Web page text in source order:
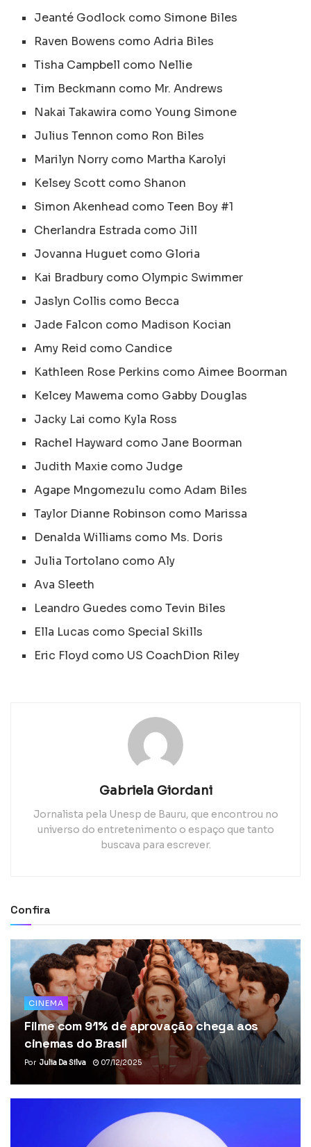
Jeanté Godlock como Simone Biles
Raven Bowens como Adria Biles
Tisha Campbell como Nellie
Tim Beckmann como Mr. Andrews
Nakai Takawira como Young Simone
Julius Tennon como Ron Biles
Marilyn Norry como Martha Karolyi
Kelsey Scott como Shanon
Simon Akenhead como Teen Boy #1
Cherlandra Estrada como Jill
Jovanna Huguet como Gloria
Kai Bradbury como Olympic Swimmer
Jaslyn Collis como Becca
Jade Falcon como Madison Kocian
Amy Reid como Candice
Kathleen Rose Perkins como Aimee Boorman
Kelcey Mawema como Gabby Douglas
Jacky Lai como Kyla Ross
Rachel Hayward como Jane Boorman
Judith Maxie como Judge
Agape Mngomezulu como Adam Biles
Taylor Dianne Robinson como Marissa
Denalda Williams como Ms. Doris
Julia Tortolano como Aly
Ava Sleeth
Leandro Guedes como Tevin Biles
Ella Lucas como Special Skills
Eric Floyd como US CoachDion Riley
Gabriela Giordani
Jornalista pela Unesp de Bauru, que encontrou no
universo do entretenimento o espaço que tanto
buscava para escrever.
Confira
CINEMA
Filme com 91% de aprovação chega aos
cinemas do Brasil
Por Julia Da Silva 07/12/2025